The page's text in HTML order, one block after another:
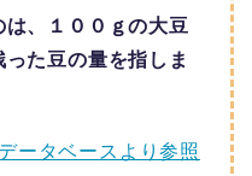
、１００ｇの大豆
た豆の量を指しま
ータベースより参照